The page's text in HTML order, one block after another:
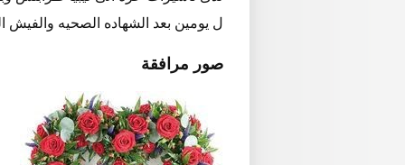
ل يومين بعد الشهاده الصحيه والفيش
صور مرافقة